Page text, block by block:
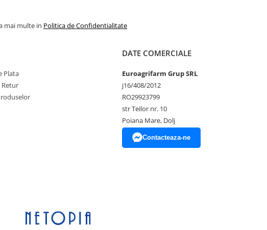
mai multe in Politica de Confidentialitate
Plata
Retur
DATE COMERCIALE
Euroagrifarm Grup SRL
j16/408/2012
RO29923799
str Teilor nr. 10
Poiana Mare, Dolj
Contacteaza-ne